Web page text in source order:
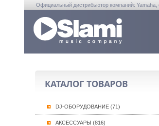
Официальный дистрибьютор компаний: Yamaha,
КАТАЛОГ ТОВАРОВ
DJ-ОБОРУДОВАНИЕ (71)
АКСЕССУАРЫ (816)